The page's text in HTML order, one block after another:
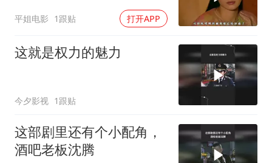
平姐电影 1跟贴 打开APP
这就是权力的魅力
今夕影视 1跟贴
这部剧里还有个小配角，
酒吧老板沈腾